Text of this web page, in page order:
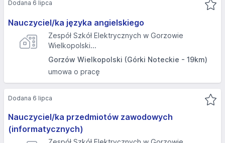
Nauczyciel/ka języka angielskiego
Zespół Szkół Elektrycznych w Gorzowie
Wielkopolski...
Gorzów Wielkopolski (Górki Noteckie - 19km)
umowa o pracę
Dodana 6 lipca
Nauczyciel/ka przedmiotów zawodowych
(informatycznych)
Dodana 6 lipca